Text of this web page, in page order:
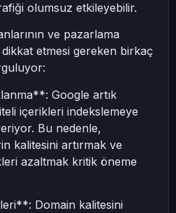
olumsuz etkileyebilir.
ve pazarlama
etmesi gereken birkaç
Google artık
içerikleri indekslemeye
Bu nedenle,
kalitesini artırmak ve
azaltmak kritik öneme
Domain kalitesini